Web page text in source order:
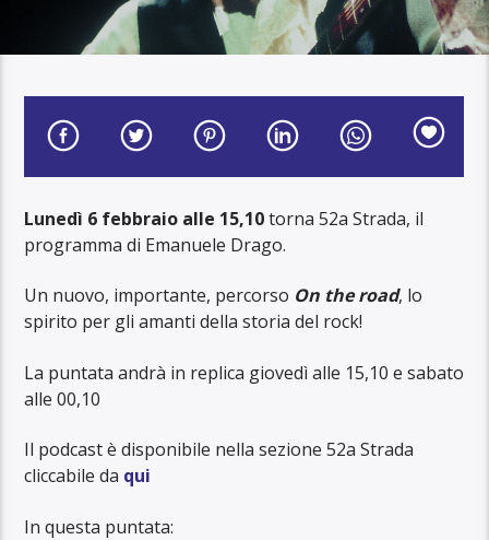
Lunedì 6 febbraio alle 15,10torna 52a Strada, il
programma di Emanuele Drago.
Un nuovo, importante, percorso On the road, lo
spirito per gli amanti della storia del rock!
La puntata andrà in replica giovedì alle 15,10 e sabato
alle 00,10
Il podcast è disponibile nella sezione 52a Strada
cliccabile da qui
In questa puntata: